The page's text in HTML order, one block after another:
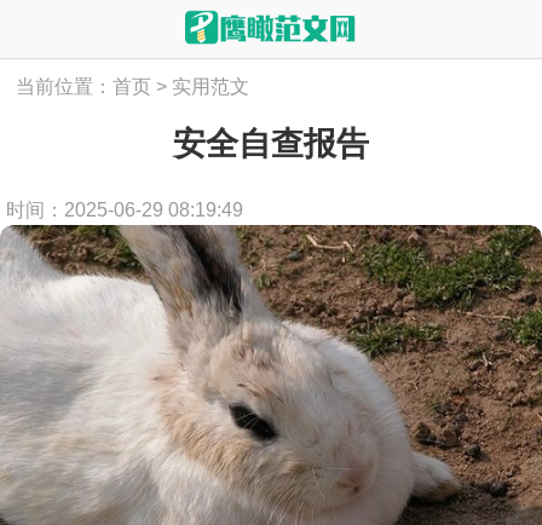
当前位置：首页 > 实用范文
安全自查报告
时间：2025-06-29 08:19:49